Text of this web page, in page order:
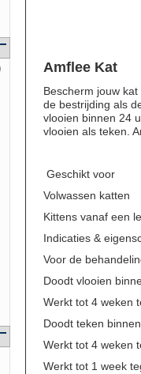
Amflee Kat
Bescherm jouw
de bestrijding als
vlooien binnen 24
vlooien als teken.
Geschikt voor
Volwassen katten
Kittens vanaf een
Indicaties &
Voor de
Doodt vlooien
Werkt tot 4 weken
Doodt teken
Werkt tot 4 weken
Werkt tot 1 week